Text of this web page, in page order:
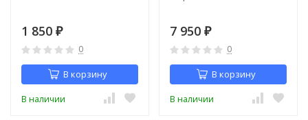
1 850 ₽
0
В корзину
В наличии
7 950 ₽
0
В корзину
В наличии